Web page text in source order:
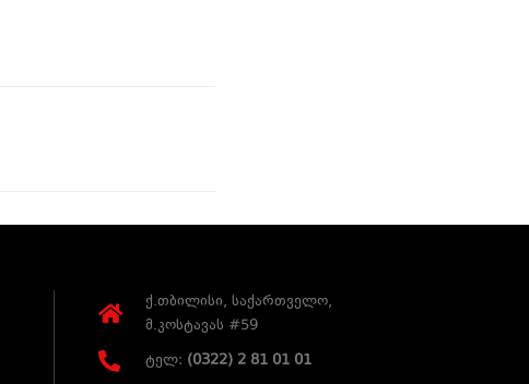
ქ.თბილისი, საქართველო,
მ.კოსტავას #59
ტელ: (0322) 2 81 01 01